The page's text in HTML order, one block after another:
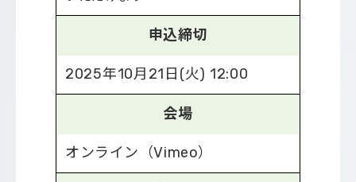
申込締切
2025年10月21日(火) 12:00
会場
オンライン（Vimeo）